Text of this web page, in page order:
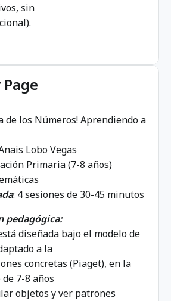
sin
de los Números! Aprendiendo a
Lobo Vegas
Primaria (7-8 años)
: 4 sesiones de 30-45 minutos
pedagógica:
diseñada bajo el modelo de
a la
concretas (Piaget), en la
7-8 años
objetos y ver patrones